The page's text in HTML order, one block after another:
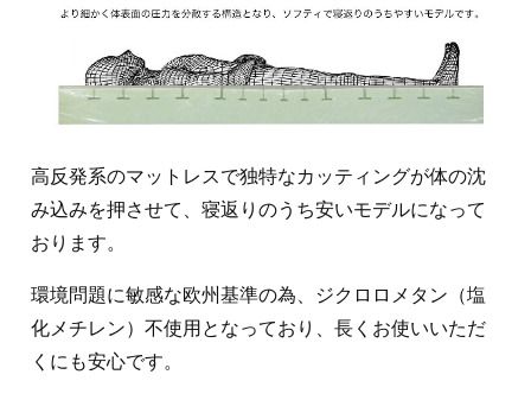
高反発系のマットレスで独特なカッティングが体の沈
み込みを押させて、寝返りのうち安いモデルになって
おります。
環境問題に敏感な欧州基準の為、ジクロロメタン（塩
化メチレン）不使用となっており、長くお使いいただ
くにも安心です。